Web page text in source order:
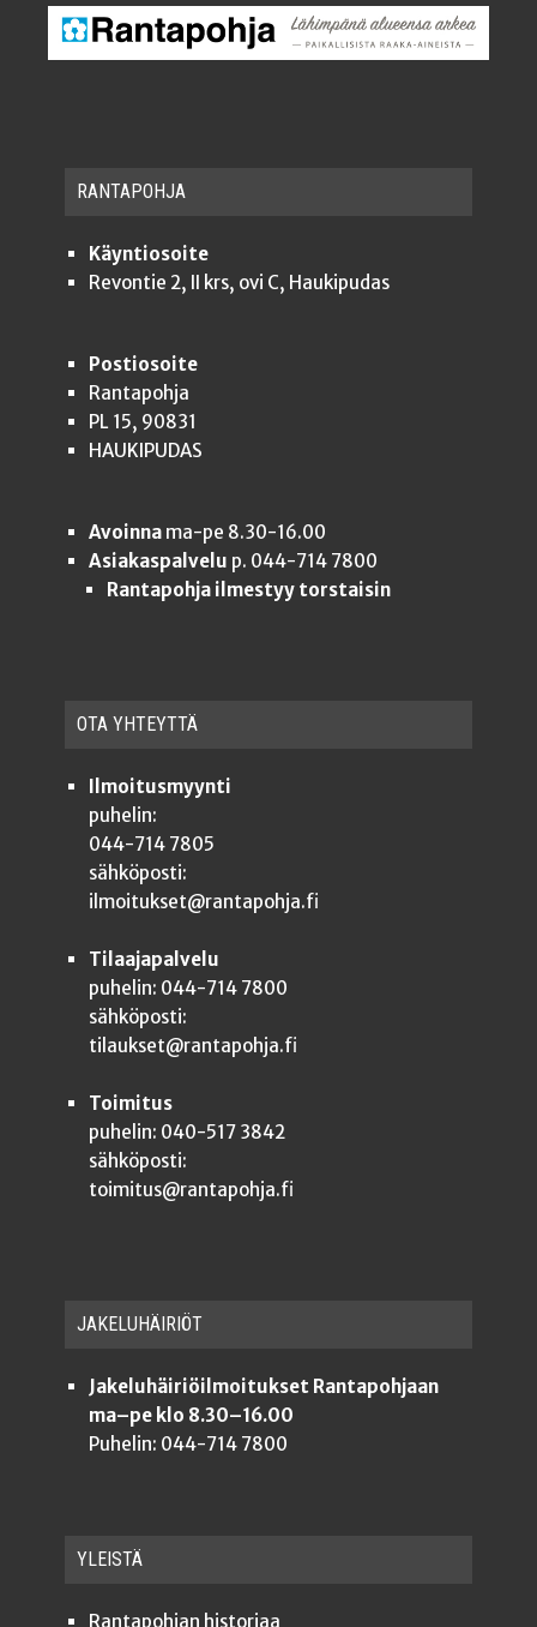
RAN­TA­POH­JA
Käyntiosoite
Revontie 2, II krs, ovi C, Haukipudas
Postiosoite
Rantapohja
PL 15, 90831
HAUKIPUDAS
Avoinnama-pe 8.30-16.00
Asiakaspalvelu p. 044-714 7800
Rantapohja ilmestyy torstaisin
OTA YHTEYT­TÄ
Ilmoitusmyynti
puhelin:
044-714 7805
sähköposti:
ilmoitukset@rantapohja.fi
Tilaajapalvelu
puhelin: 044-714 7800
sähköposti:
tilaukset@rantapohja.fi
Toimitus
puhelin: 040-517 3842
sähköposti:
toimitus@rantapohja.fi
JAKE­LU­HÄI­RIÖT
Jakeluhäiriöilmoitukset Rantapohjaan
ma–pe klo 8.30–16.00
Puhelin: 044-714 7800
YLEISTÄ
Ran­ta­poh­jan historiaa